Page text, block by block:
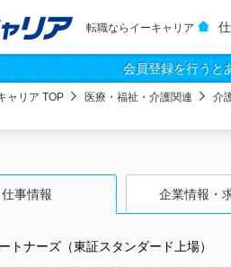
転職ならイーキャリア
会員登録を行うと
ャリア TOP 医療・福祉・介護関連 介
仕事情報 企業情報・
トナーズ（東証スタンダード上場）